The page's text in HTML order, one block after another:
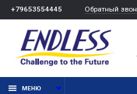
+79653554445 Обратный
МЕНЮ